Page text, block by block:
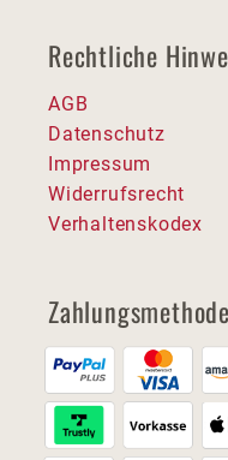
Rechtliche
AGB
Datenschutz
Impressum
Widerrufsrecht
Verhaltenskodex